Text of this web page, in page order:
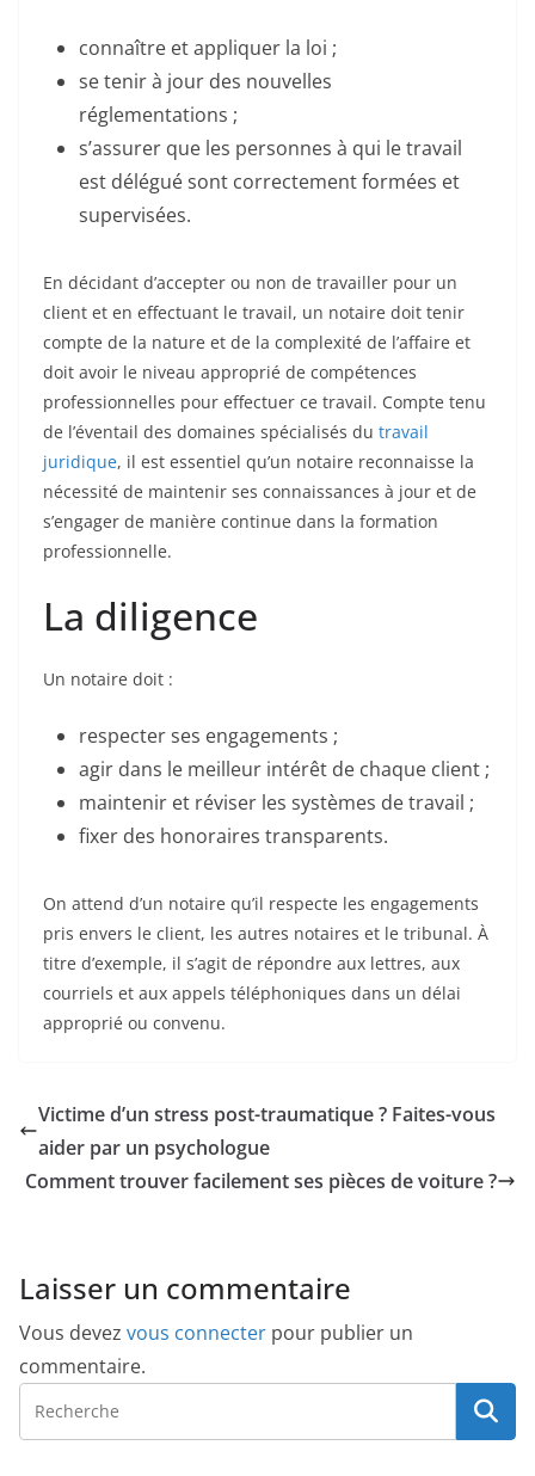
connaître et appliquer la loi ;
se tenir à jour des nouvelles
réglementations ;
s’assurer que les personnes à qui le travail
est délégué sont correctement formées et
supervisées.
En décidant d’accepter ou non de travailler pour un
client et en effectuant le travail, un notaire doit tenir
compte de la nature et de la complexité de l’affaire et
doit avoir le niveau approprié de compétences
professionnelles pour effectuer ce travail. Compte tenu
de l’éventail des domaines spécialisés du travail
juridique, il est essentiel qu’un notaire reconnaisse la
nécessité de maintenir ses connaissances à jour et de
s’engager de manière continue dans la formation
professionnelle.
La diligence
Un notaire doit :
respecter ses engagements ;
agir dans le meilleur intérêt de chaque client ;
maintenir et réviser les systèmes de travail ;
fixer des honoraires transparents.
On attend d’un notaire qu’il respecte les engagements
pris envers le client, les autres notaires et le tribunal. À
titre d’exemple, il s’agit de répondre aux lettres, aux
courriels et aux appels téléphoniques dans un délai
approprié ou convenu.
Victime d’un stress post-traumatique ? Faites-vous
aider par un psychologue
Comment trouver facilement ses pièces de voiture ?
Laisser un commentaire
Vous devez vous connecter pour publier un
commentaire.